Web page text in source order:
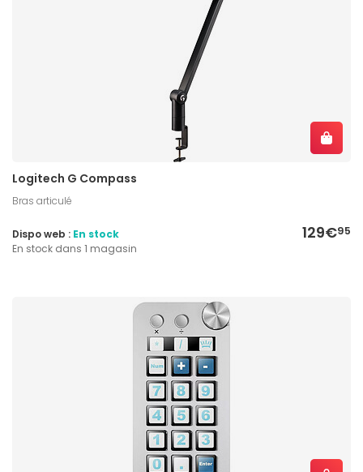
Logitech G Compass
Bras articulé
129€95
Dispo web : En stock
En stock dans 1 magasin